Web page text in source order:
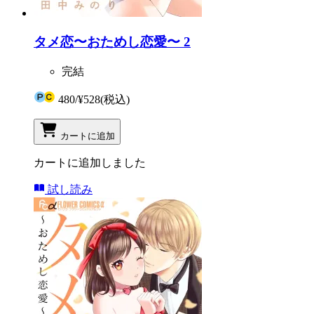
タメ恋〜おためし恋愛〜 2
完結
480/¥528(税込)
カートに追加
カートに追加しました
試し読み